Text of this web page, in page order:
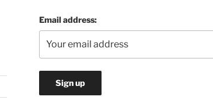
Email address: